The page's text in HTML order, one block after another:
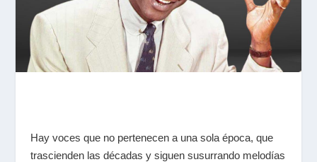
Hay voces que no pertenecen a una sola época, que
trascienden las décadas y siguen susurrando melodías